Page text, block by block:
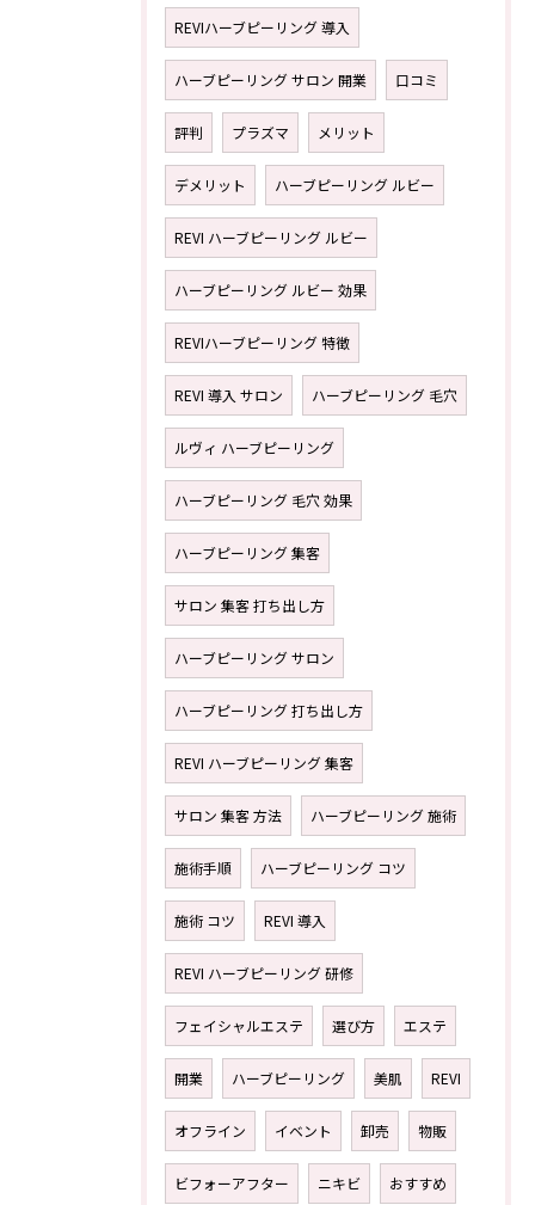
REVIハーブピーリング 導入
ハーブピーリング サロン 開業 口コミ
評判 プラズマ メリット
デメリット ハーブピーリング ルビー
REVI ハーブピーリング ルビー
ハーブピーリング ルビー 効果
REVIハーブピーリング 特徴
REVI 導入 サロン ハーブピーリング 毛穴
ルヴィ ハーブピーリング
ハーブピーリング 毛穴 効果
ハーブピーリング 集客
サロン 集客 打ち出し方
ハーブピーリング サロン
ハーブピーリング 打ち出し方
REVI ハーブピーリング 集客
サロン 集客 方法 ハーブピーリング 施術
施術手順 ハーブピーリング コツ
施術 コツ REVI 導入
REVI ハーブピーリング 研修
フェイシャルエステ 選び方 エステ
開業 ハーブピーリング 美肌 REVI
オフライン イベント 卸売 物販
ビフォーアフター ニキビ おすすめ